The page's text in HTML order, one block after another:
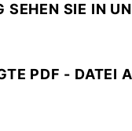
SIE IN
PDF - DATEI